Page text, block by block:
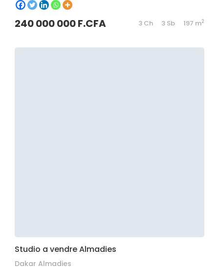
240 000 000 F.CFA 3 Ch 3 Sb 197 m2
Studio a vendre Almadies
Dakar Almadies